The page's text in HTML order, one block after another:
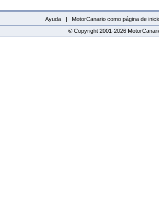
Ayuda |
MotorCanario como página de
© Copyright 2001-2026